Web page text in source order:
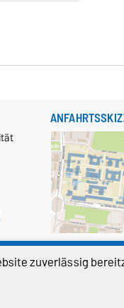
Größere Karte
zuverlässig